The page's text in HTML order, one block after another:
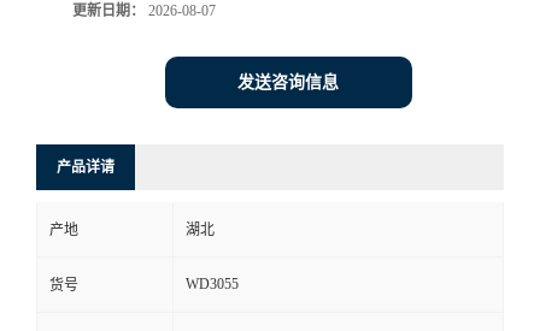
更新日期： 2026-08-07
发送咨询信息
产品详请
产地 湖北
货号 WD3055